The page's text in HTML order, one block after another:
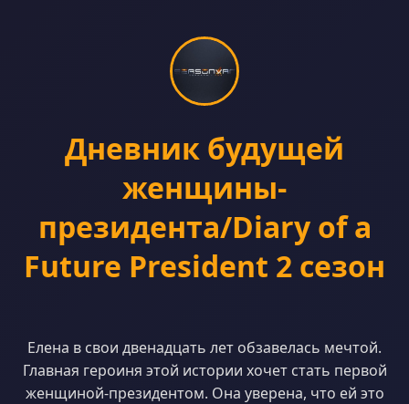
Дневник будущей
женщины-
президента/Diary of a
Future President 2 сезон
Елена в свои двенадцать лет обзавелась мечтой.
Главная героиня этой истории хочет стать первой
женщиной-президентом. Она уверена, что ей это